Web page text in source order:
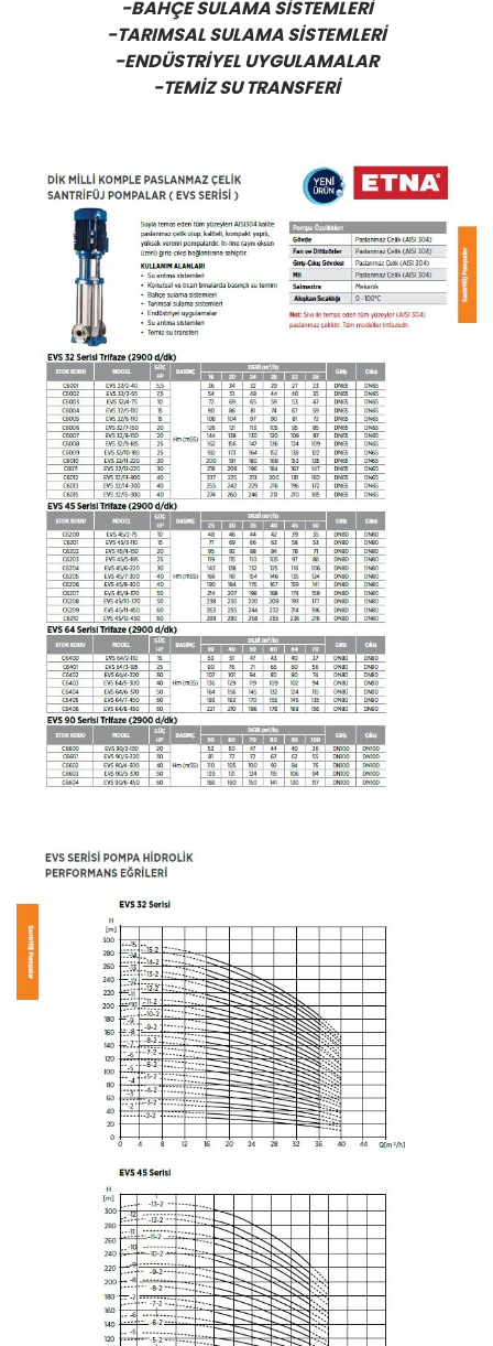
-BAHÇE SULAMA SİSTEMLERİ
-TARIMSAL SULAMA SİSTEMLERİ
-ENDÜSTRİYEL UYGULAMALAR
-TEMİZ SU TRANSFERİ